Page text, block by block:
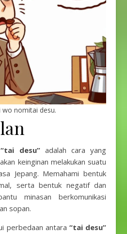
wo nomitai desu.
“tai desu”adalah cara yang
keinginan melakukan suatu
Jepang. Memahami bentuk
serta bentuk negatif dan
minasan berkomunikasi
sopan.
perbedaan antara “tai desu”